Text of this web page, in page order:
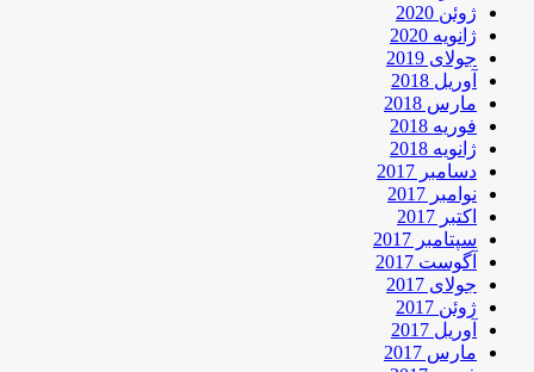
ژوئن 2020
ژانویه 2020
جولای 2019
آوریل 2018
مارس 2018
فوریه 2018
ژانویه 2018
دسامبر 2017
نوامبر 2017
اکتبر 2017
سپتامبر 2017
آگوست 2017
جولای 2017
ژوئن 2017
آوریل 2017
مارس 2017